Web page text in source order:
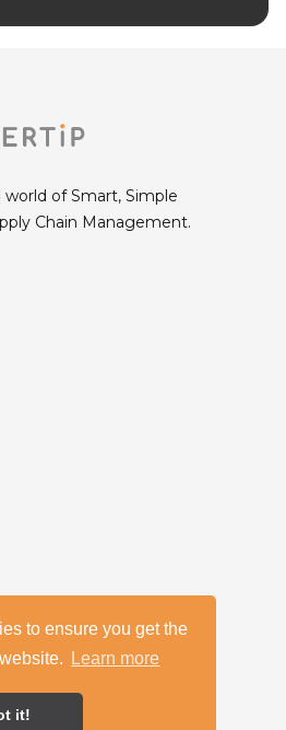
to ensure you get the
Learn more
it!
of Smart, Simple
Chain Management.
S.E.A.D. Holding Pte. Ltd.